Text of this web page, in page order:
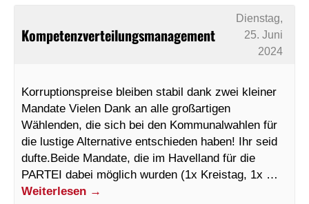
Kompetenzverteilungsmanagement
Dienstag,
25. Juni
2024
Korruptionspreise bleiben stabil dank zwei kleiner
Mandate Vielen Dank an alle großartigen
Wählenden, die sich bei den Kommunalwahlen für
die lustige Alternative entschieden haben! Ihr seid
dufte.Beide Mandate, die im Havelland für die
PARTEI dabei möglich wurden (1x Kreistag, 1x …
Weiterlesen →